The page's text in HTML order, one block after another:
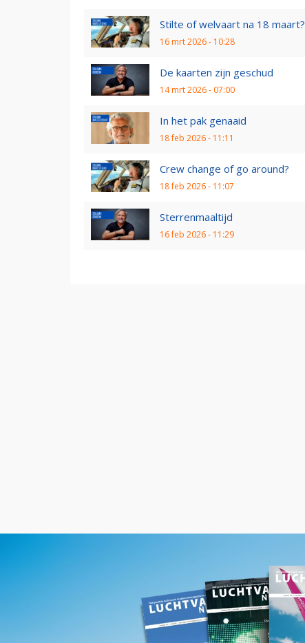
Stilte of welvaart na 18 maart?
16 mrt 2026 - 10:28
De kaarten zijn geschud
14 mrt 2026 - 07:00
In het pak genaaid
18 feb 2026 - 11:11
Crew change of go around?
18 feb 2026 - 11:07
Sterrenmaaltijd
16 feb 2026 - 11:29